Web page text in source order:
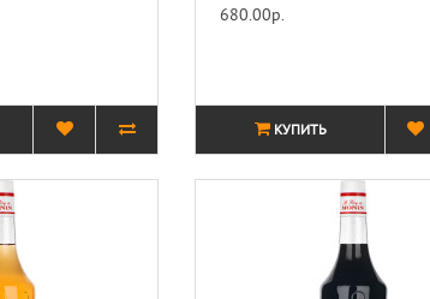
680.00р.
КУПИТЬ